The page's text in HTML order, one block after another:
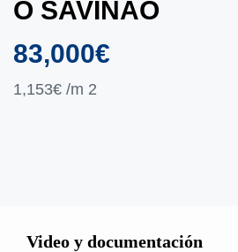
O SAVIÑAO
83,000€
1,153€ /m 2
Video y documentación